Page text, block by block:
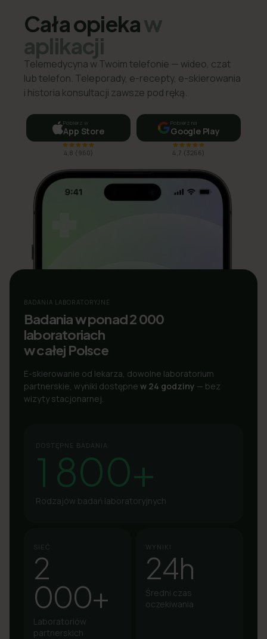
Cała opiekaw
aplikacji
Telemedycyna w Twoim telefonie — wideo, czat
lub telefon. Teleporady, e-recepty, e-skierowania
i historia konsultacji zawsze pod ręką.
Pobierz w
App Store
4,8 ( 960)
Pobierz na
Google Play
4,7 (3266)
BADANIA LABORATORYJNE
Badania w ponad 2 000
laboratoriach
w całej Polsce
E-skierowanie od lekarza, dowolne laboratorium
partnerskie, wyniki dostępne w 24 godziny — bez
wizyty stacjonarnej.
DOSTĘPNE BADANIA
1 800+
Rodzajów badań laboratoryjnych
SIEĆ
2
000+
Laboratoriów
partnerskich
WYNIKI
24h
Średni czas
oczekiwania